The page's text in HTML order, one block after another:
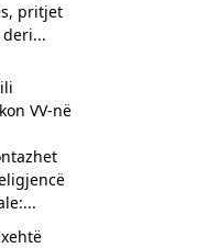
pritjet
VV-në